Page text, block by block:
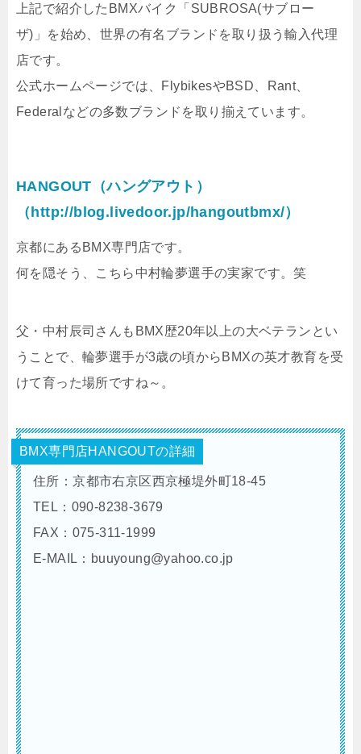
上記で紹介したBMXバイク「SUBROSA(サブロー
ザ)」を始め、世界の有名ブランドを取り扱う輸入代理
店です。
公式ホームページでは、FlybikesやBSD、Rant、
Federalなどの多数ブランドを取り揃えています。
HANGOUT（ハングアウト）
（http://blog.livedoor.jp/hangoutbmx/）
京都にあるBMX専門店です。
何を隠そう、こちら中村輪夢選手の実家です。笑
父・中村辰司さんもBMX歴20年以上の大ベテランとい
うことで、輪夢選手が3歳の頃からBMXの英才教育を受
けて育った場所ですね～。
BMX専門店HANGOUTの詳細
住所：京都市右京区西京極堤外町18-45
TEL：090-8238-3679
FAX：075-311-1999
E-MAIL：buuyoung@yahoo.co.jp